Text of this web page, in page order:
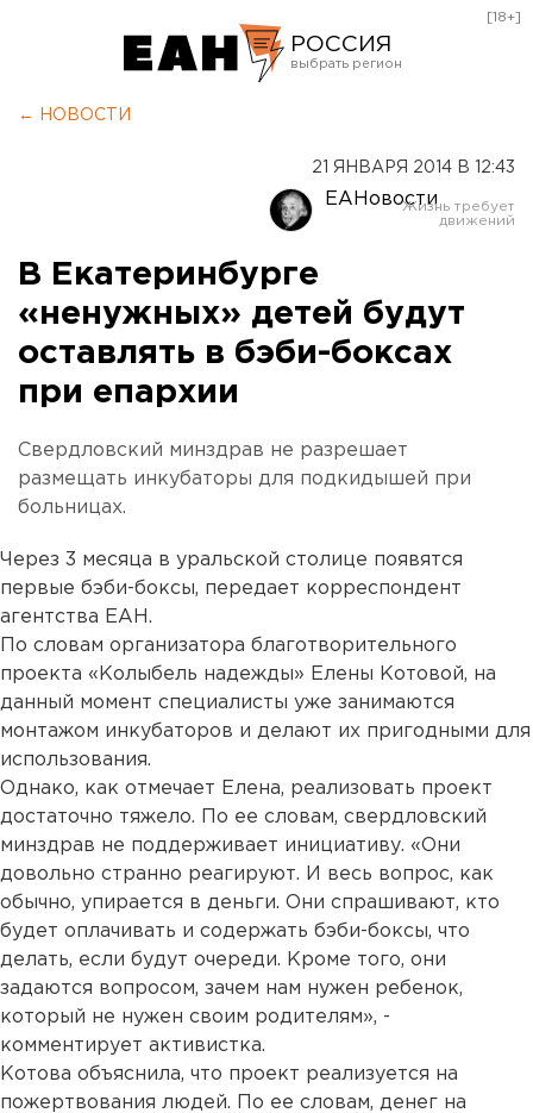
РОССИЯ
Оренбург
[18+]
← НОВОСТИ
21 ЯНВАРЯ 2014 В 12:43
ЕАНовости
В Екатеринбурге
«ненужных» детей будут
оставлять в бэби-боксах
при епархии
Свердловский минздрав не разрешает
размещать инкубаторы для подкидышей при
больницах.
Через 3 месяца в уральской столице появятся
первые бэби-боксы, передает корреспондент
агентства ЕАН.
По словам организатора благотворительного
проекта «Колыбель надежды» Елены Котовой, на
данный момент специалисты уже занимаются
монтажом инкубаторов и делают их пригодными для
использования.
Однако, как отмечает Елена, реализовать проект
достаточно тяжело. По ее словам, свердловский
минздрав не поддерживает инициативу. «Они
довольно странно реагируют. И весь вопрос, как
обычно, упирается в деньги. Они спрашивают, кто
будет оплачивать и содержать бэби-боксы, что
делать, если будут очереди. Кроме того, они
задаются вопросом, зачем нам нужен ребенок,
который не нужен своим родителям», -
комментирует активистка.
Котова объяснила, что проект реализуется на
пожертвования людей. По ее словам, денег на